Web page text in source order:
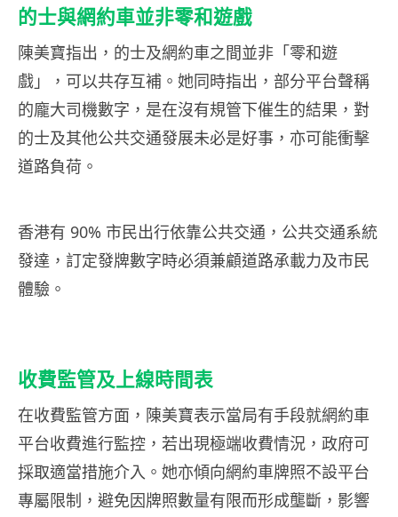
的士與網約車並非零和遊戲
陳美寶指出，的士及網約車之間並非「零和遊
戲」，可以共存互補。她同時指出，部分平台聲稱
的龐大司機數字，是在沒有規管下催生的結果，對
的士及其他公共交通發展未必是好事，亦可能衝擊
道路負荷。
香港有 90% 市民出行依靠公共交通，公共交通系統
發達，訂定發牌數字時必須兼顧道路承載力及市民
體驗。
收費監管及上線時間表
在收費監管方面，陳美寶表示當局有手段就網約車
平台收費進行監控，若出現極端收費情況，政府可
採取適當措施介入。她亦傾向網約車牌照不設平台
專屬限制，避免因牌照數量有限而形成壟斷，影響